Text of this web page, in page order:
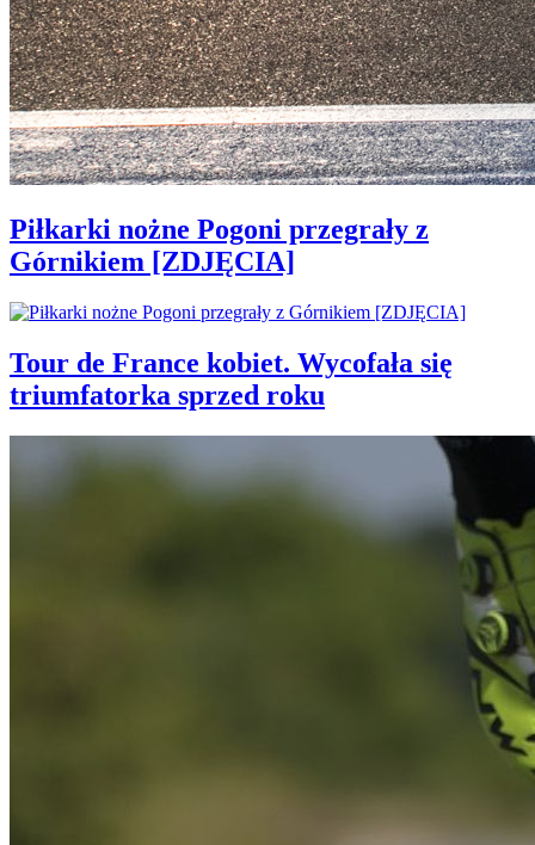
Piłkarki nożne Pogoni przegrały z
Górnikiem [ZDJĘCIA]
Tour de France kobiet. Wycofała się
triumfatorka sprzed roku